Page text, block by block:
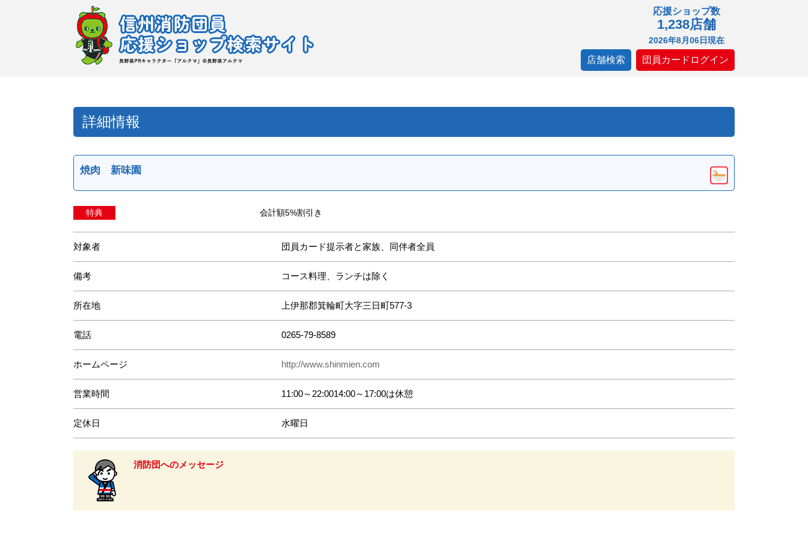
応援ショップ数
1,238店舗
2026年8月06日現在
店舗検索 団員カードログイン
詳細情報
焼肉 新味園
特典 会計額5%割引き
対象者 団員カード提示者と家族、同伴者全員
備考 コース料理、ランチは除く
所在地 上伊那郡箕輪町大字三日町577-3
電話 0265-79-8589
ホームページ http://www.shinmien.com
営業時間 11:00～22:0014:00～17:00は休憩
定休日 水曜日
消防団へのメッセージ